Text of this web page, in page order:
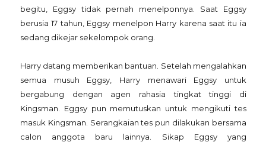
begitu, Eggsy tidak pernah menelponnya. Saat Eggsy
berusia 17 tahun, Eggsy menelpon Harry karena saat itu ia
sedang dikejar sekelompok orang.
Harry datang memberikan bantuan. Setelah mengalahkan
semua musuh Eggsy, Harry menawari Eggsy untuk
bergabung dengan agen rahasia tingkat tinggi di
Kingsman. Eggsy pun memutuskan untuk mengikuti tes
masuk Kingsman. Serangkaian tes pun dilakukan bersama
calon anggota baru lainnya. Sikap Eggsy yang